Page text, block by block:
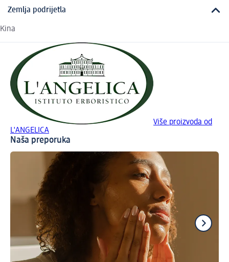
Zemlja podrijetla
Kina
Više proizvoda od
L'ANGELICA
Naša preporuka